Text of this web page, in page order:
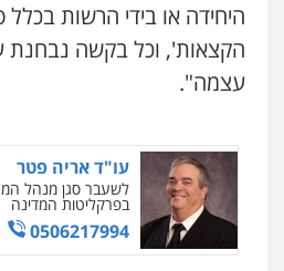
היחידה או בידי הרשות
הקצאות', וכל בקשה נבחנת
עצמה".
אברהם שהבזי –
מיסים כלכלי פלילי
עו"ד אריה פטר
לשעבר סגן מנהל
בפרקליטות המדינה
0506217994